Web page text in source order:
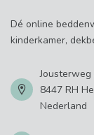
Dé online
kinderkamer,
Jousterweg
8447 RH
Nederland